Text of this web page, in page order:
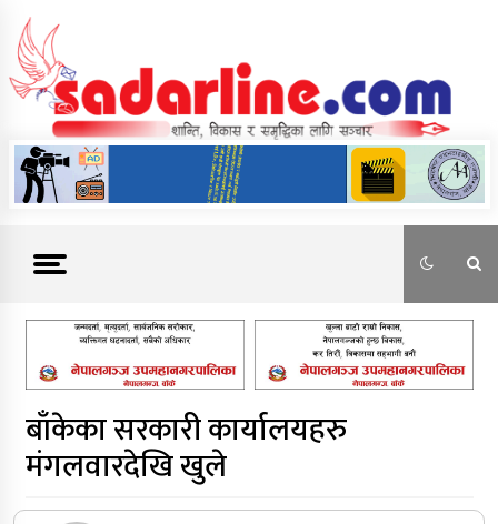
content
News For Nepal
बाँकेका सरकारी कार्यालयहरु
मंगलवारदेखि खुले